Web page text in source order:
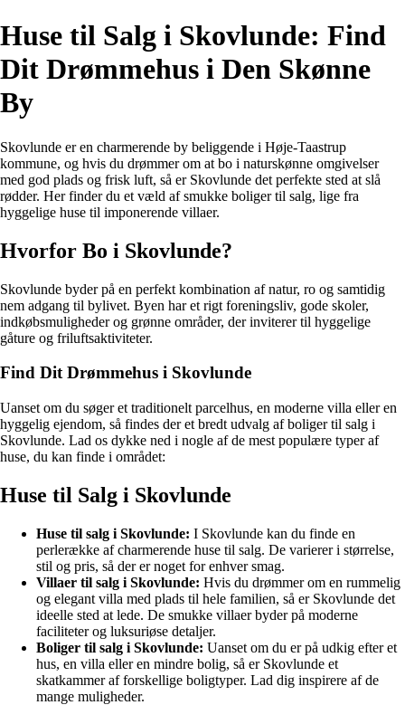
Huse til Salg i Skovlunde: Find
Dit Drømmehus i Den Skønne
By
Skovlunde er en charmerende by beliggende i Høje-Taastrup
kommune, og hvis du drømmer om at bo i naturskønne omgivelser
med god plads og frisk luft, så er Skovlunde det perfekte sted at slå
rødder. Her finder du et væld af smukke boliger til salg, lige fra
hyggelige huse til imponerende villaer.
Hvorfor Bo i Skovlunde?
Skovlunde byder på en perfekt kombination af natur, ro og samtidig
nem adgang til bylivet. Byen har et rigt foreningsliv, gode skoler,
indkøbsmuligheder og grønne områder, der inviterer til hyggelige
gåture og friluftsaktiviteter.
Find Dit Drømmehus i Skovlunde
Uanset om du søger et traditionelt parcelhus, en moderne villa eller en
hyggelig ejendom, så findes der et bredt udvalg af boliger til salg i
Skovlunde. Lad os dykke ned i nogle af de mest populære typer af
huse, du kan finde i området:
Huse til Salg i Skovlunde
Huse til salg i Skovlunde: I Skovlunde kan du finde en
perlerække af charmerende huse til salg. De varierer i størrelse,
stil og pris, så der er noget for enhver smag.
Villaer til salg i Skovlunde: Hvis du drømmer om en rummelig
og elegant villa med plads til hele familien, så er Skovlunde det
ideelle sted at lede. De smukke villaer byder på moderne
faciliteter og luksuriøse detaljer.
Boliger til salg i Skovlunde: Uanset om du er på udkig efter et
hus, en villa eller en mindre bolig, så er Skovlunde et
skatkammer af forskellige boligtyper. Lad dig inspirere af de
mange muligheder.